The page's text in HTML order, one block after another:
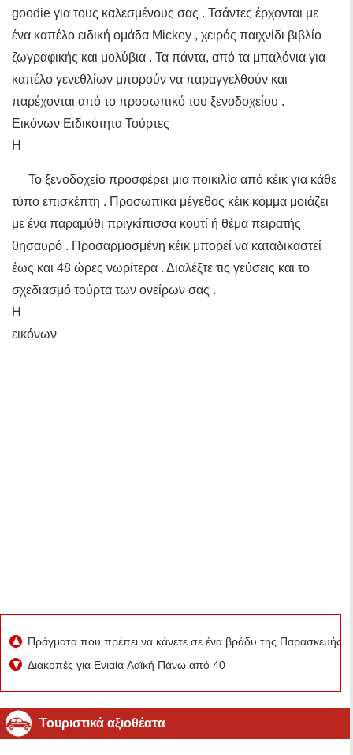
goodie για τους καλεσμένους σας . Τσάντες έρχονται με
ένα καπέλο ειδική ομάδα Mickey , χειρός παιχνίδι βιβλίο
ζωγραφικής και μολύβια . Τα πάντα, από τα μπαλόνια για
καπέλο γενεθλίων μπορούν να παραγγελθούν και
παρέχονται από το προσωπικό του ξενοδοχείου .
Εικόνων Ειδικότητα Τούρτες
Η
Το ξενοδοχείο προσφέρει μια ποικιλία από κέικ για κάθε
τύπο επισκέπτη . Προσωπικά μέγεθος κέικ κόμμα μοιάζει
με ένα παραμύθι πριγκίπισσα κουτί ή θέμα πειρατής
θησαυρό . Προσαρμοσμένη κέικ μπορεί να καταδικαστεί
έως και 48 ώρες νωρίτερα . Διαλέξτε τις γεύσεις και το
σχεδιασμό τούρτα των ονείρων σας .
Η
εικόνων
Πράγματα που πρέπει να κάνετε σε ένα βράδυ της Παρασκευής
Διακοπές για Ενιαία Λαϊκή Πάνω από 40
Τουριστικά αξιοθέατα